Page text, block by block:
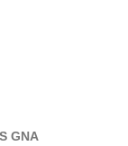
GNA